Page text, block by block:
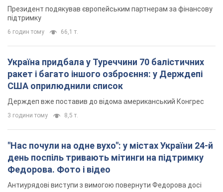
Президент подякував європейським партнерам за фінансову
підтримку
6 годин тому 66,1 т.
Україна придбала у Туреччини 70 балістичних
ракет і багато іншого озброєння: у Держдепі
США оприлюднили список
Держдеп вже поставив до відома американський Конгрес
3 години тому 8,5 т.
"Нас почули на одне вухо": у містах України 24-й
день поспіль тривають мітинги на підтримку
Федорова. Фото і відео
Антиурядові виступи з вимогою повернути Федорова досі